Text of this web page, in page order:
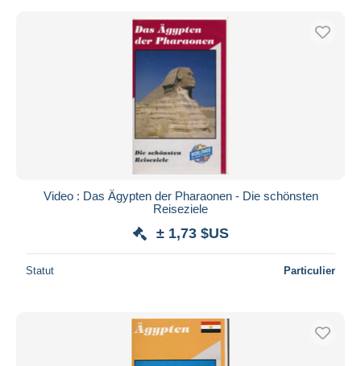
Video : Das Ägypten der Pharaonen - Die schönsten
Reiseziele
± 1,73 $US
Statut Particulier